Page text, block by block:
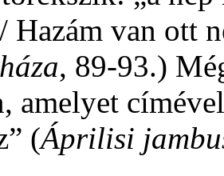
Hazám van ott
, 89-93.)
amelyet
(Áprilisi